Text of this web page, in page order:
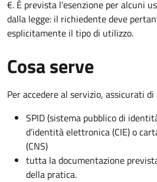
€. É prevista l'esenzione per alcuni
dalla legge: il richiedente deve
esplicitamente il tipo di utilizzo.
Cosa serve
Per accedere al servizio, assicurati di
SPID (sistema pubblico di
d’identità elettronica (CIE) o
(CNS)
tutta la documentazione
della pratica.